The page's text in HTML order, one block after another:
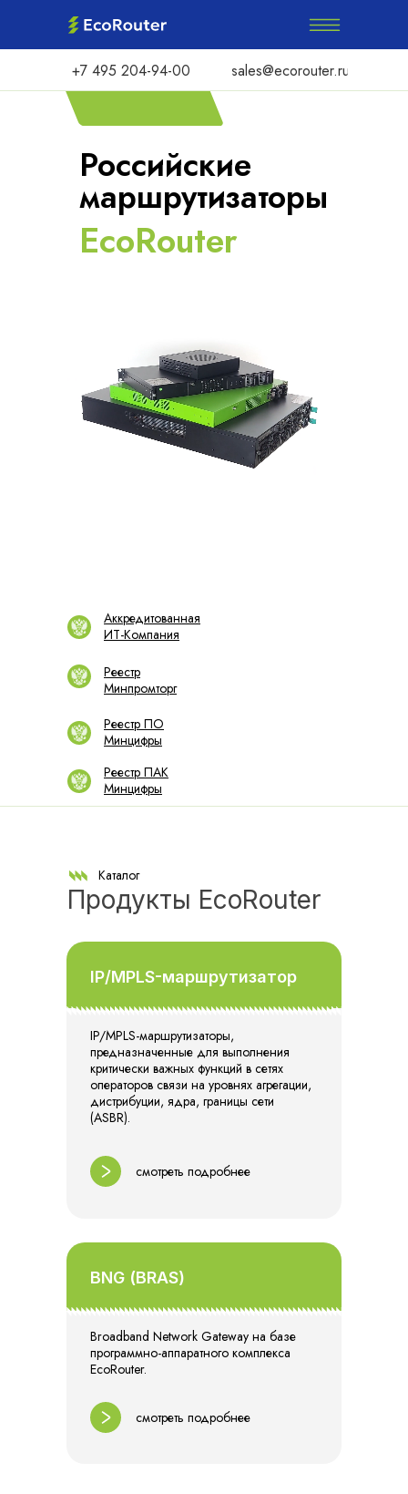
+7 495 204-94-00 sales@ecorouter.ru
EcoRouter
Российские
маршрутизаторы
Реестр
Минпромторг
Аккредитованная
ИТ-Компания
Реестр ПАК
Минцифры
Реестр ПО
Минцифры
Каталог
Продукты EcoRouter
IP/MPLS-маршрутизатор
IP/MPLS-маршрутизаторы,
предназначенные для выполнения
критически важных функций в сетях
операторов связи на уровнях агрегации,
дистрибуции, ядра, границы сети
(ASBR).
смотреть подробнее
BNG (BRAS)
Broadband Network Gateway на базе
программно-аппаратного комплекса
EcoRouter.
смотреть подробнее